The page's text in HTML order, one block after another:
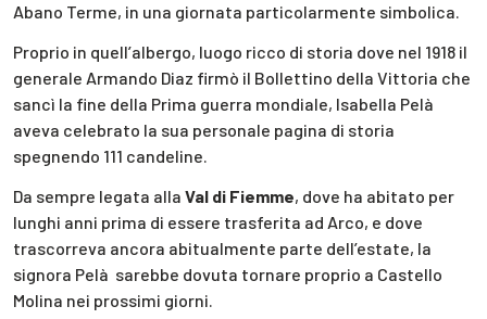
Abano Terme, in una giornata particolarmente simbolica.
Proprio in quell’albergo, luogo ricco di storia dove nel 1918 il
generale Armando Diaz firmò il Bollettino della Vittoria che
sancì la fine della Prima guerra mondiale, Isabella Pelà
aveva celebrato la sua personale pagina di storia
spegnendo 111 candeline.
Da sempre legata alla Val di Fiemme, dove ha abitato per
lunghi anni prima di essere trasferita ad Arco, e dove
trascorreva ancora abitualmente parte dell’estate, la
signora Pelà sarebbe dovuta tornare proprio a Castello
Molina nei prossimi giorni.